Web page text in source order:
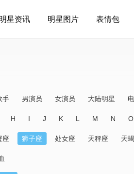
明星资讯 明星图片 表情包
手 男演员 女演员 大陆明星
H I J K L M N O
座 狮子座 处女座 天秤座 天